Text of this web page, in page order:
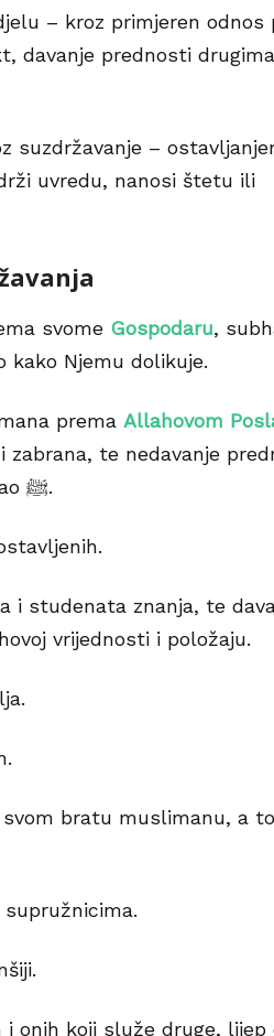
– kroz primjeren odnos
davanje prednosti
suzdržavanje –
uvredu, nanosi štetu ili
svome Gospodaru,
kako Njemu dolikuje.
prema Allahovom
bilo čemu nad onim s čime je došao ﷺ.
i studenata znanja, te
vrijednosti i položaju.
bratu muslimanu, a
onih koji služe druge, lijep